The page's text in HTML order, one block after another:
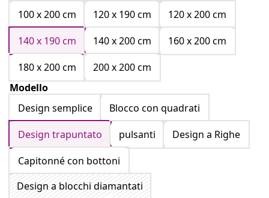
100 x 200 cm
120 x 190 cm
120 x 200 cm
140 x 190 cm
140 x 200 cm
160 x 200 cm
180 x 200 cm
200 x 200 cm
Modello
Design semplice
Blocco con quadrati
Design trapuntato
pulsanti
Design a Righe
Capitonné con bottoni
Design a blocchi diamantati